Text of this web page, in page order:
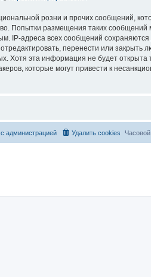
розни и прочих сообщений,
Попытки размещения таких сообщений
IP-адреса всех сообщений сохраняются
перенести или закрыть
Хотя эта информация не будет открыта
которые могут привести к
Удалить cookies
администрацией